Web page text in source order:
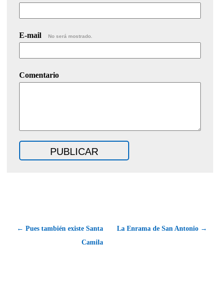
E-mail No será mostrado.
Comentario
← Pues también existe Santa
Camila
La Enrama de San Antonio →